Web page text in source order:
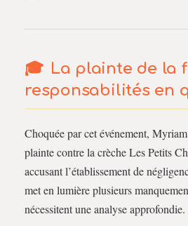
La plainte de la
responsabilités en
Choquée par cet événement,
plainte contre la crèche Les Petits
accusant l’établissement de
met en lumière plusieurs
nécessitent une analyse approfondie.